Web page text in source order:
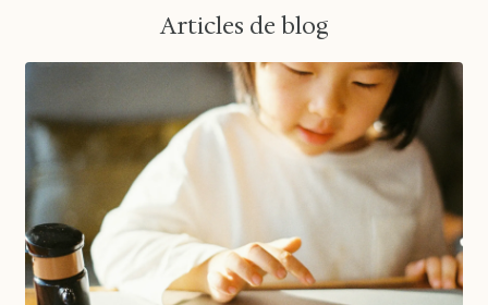
Articles de blog